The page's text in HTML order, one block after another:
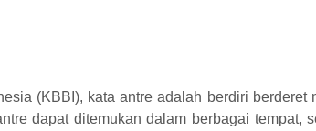
(KBBI), kata antre adalah berdiri berderet
dapat ditemukan dalam berbagai tempat,